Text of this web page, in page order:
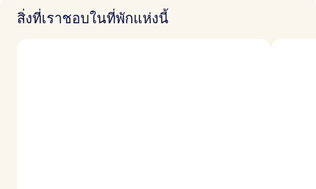
สิ่งที่เราชอบในที่พักแห่งนี้